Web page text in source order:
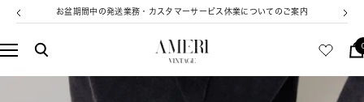
ン
へ
戻
お盆期間中の発送業務・カスタマーサービス休業についてのご案内
次
ナ
ゲ
AMERI
VINTAGE